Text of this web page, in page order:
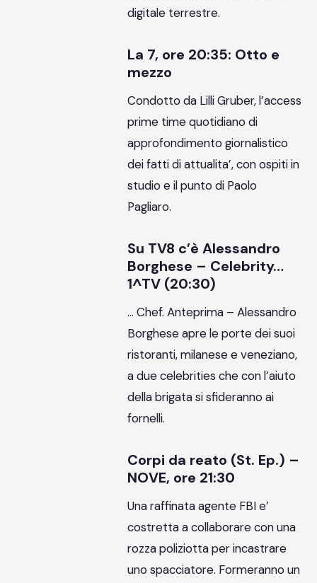
digitale terrestre.
La 7, ore 20:35: Otto e
mezzo
Condotto da Lilli Gruber, l’access
prime time quotidiano di
approfondimento giornalistico
dei fatti di attualita’, con ospiti in
studio e il punto di Paolo
Pagliaro.
Su TV8 c’è Alessandro
Borghese – Celebrity…
1^TV (20:30)
… Chef. Anteprima – Alessandro
Borghese apre le porte dei suoi
ristoranti, milanese e veneziano,
a due celebrities che con l’aiuto
della brigata si sfideranno ai
fornelli.
Corpi da reato (St. Ep.) –
NOVE, ore 21:30
Una raffinata agente FBI e’
costretta a collaborare con una
rozza poliziotta per incastrare
uno spacciatore. Formeranno un